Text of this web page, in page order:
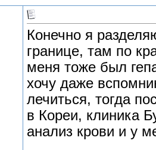
Конечно я
границе, там по
меня тоже был
хочу даже
лечиться, тогда
в Кореи, клиника
анализ крови и у